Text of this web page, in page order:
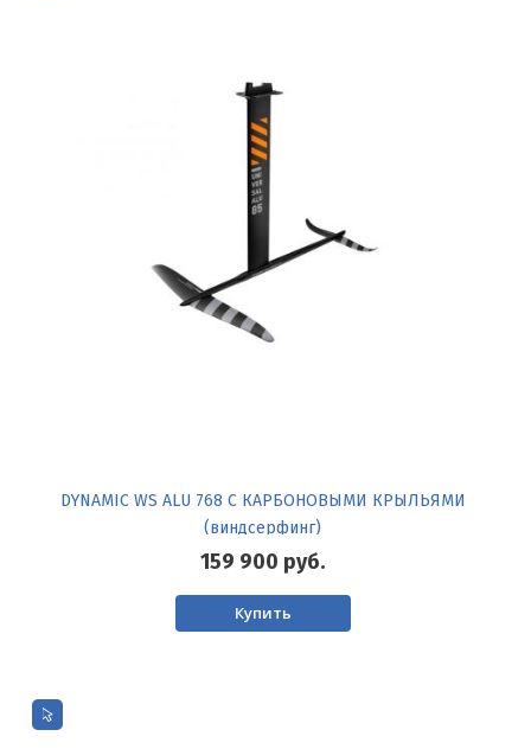
DYNAMIC WS ALU 768 С КАРБОНОВЫМИ КРЫЛЬЯМИ
(виндсерфинг)
159 900 руб.
Купить